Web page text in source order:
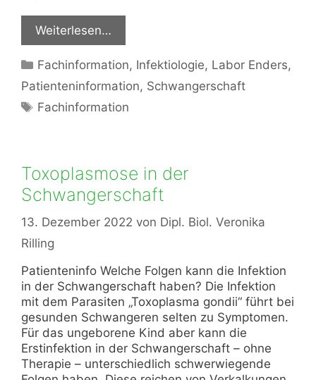
Weiterlesen…
Kategorien
Fachinformation, Infektiologie, Labor Enders,
Patienteninformation, Schwangerschaft
Schlagwörter
Fachinformation
Toxoplasmose in der
Schwangerschaft
13. Dezember 2022 von Dipl. Biol. Veronika
Rilling
Patienteninfo Welche Folgen kann die Infektion
in der Schwangerschaft haben? Die Infektion
mit dem Parasiten „Toxoplasma gondii“ führt bei
gesunden Schwangeren selten zu Symptomen.
Für das ungeborene Kind aber kann die
Erstinfektion in der Schwangerschaft – ohne
Therapie – unterschiedlich schwerwiegende